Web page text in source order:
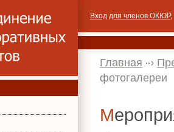
Вход для членов ОКЮР,
Главная
фотогалереи